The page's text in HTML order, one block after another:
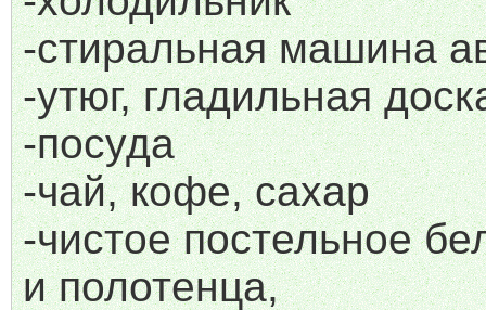
-стиральная машина
-утюг, гладильная
-посуда
-чай, кофе, сахар
-чистое постельное
и полотенца,